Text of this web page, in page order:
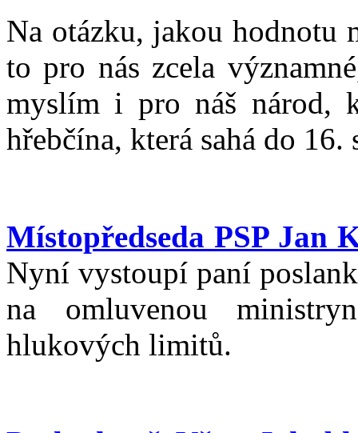
Na otázku, jakou hodnotu
to pro nás zcela
myslím i pro náš národ,
hřebčína, která sahá do 16.
Místopředseda PSP Jan
Nyní vystoupí paní
na omluvenou
hlukových limitů.